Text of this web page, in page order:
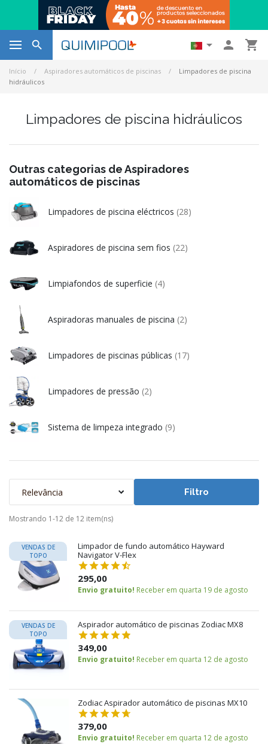
   
Início Aspiradores automáticos de piscinas
Limpadores de piscina
hidráulicos
Limpadores de piscina hidráulicos
Outras categorias de Aspiradores
automáticos de piscinas
Limpadores de piscina eléctricos (28)
Aspiradores de piscina sem fios (22)
Limpiafondos de superficie (4)
Aspiradoras manuales de piscina (2)
Limpadores de piscinas públicas (17)
Limpadores de pressão (2)
Sistema de limpeza integrado (9)
Relevância Filtro
Mostrando 1-12 de 12 item(ns)
VENDAS DE
TOPO
Limpador de fundo automático Hayward
Navigator V-Flex
295,00
Envio gratuito! Receber em quarta 19 de agosto
VENDAS DE
TOPO
Aspirador automático de piscinas Zodiac MX8
349,00
Envio gratuito! Receber em quarta 12 de agosto
Zodiac Aspirador automático de piscinas MX10
379,00
Envio gratuito! Receber em quarta 12 de agosto